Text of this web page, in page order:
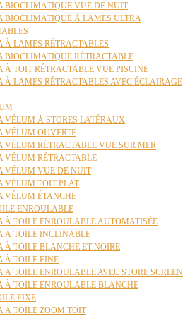
BIOCLIMATIQUE VUE DE NUIT
BIOCLIMATIQUE À LAMES ULTRA
À LAMES RÉTRACTABLES
BIOCLIMATIQUE RÉTRACTABLE
À TOIT RÉTRACTABLE VUE PISCINE
À LAMES RÉTRACTABLES AVEC ÉCLAIRAGE
VÉLUM À STORES LATÉRAUX
VÉLUM OUVERTE
VÉLUM RÉTRACTABLE VUE SUR MER
VÉLUM RÉTRACTABLE
VÉLUM VUE DE NUIT
VÉLUM TOIT PLAT
VÉLUM ÉTANCHE
ENROULABLE
À TOILE ENROULABLE AUTOMATISÉE
À TOILE INCLINABLE
À TOILE BLANCHE ET NOIRE
À TOILE FINE
À TOILE ENROULABLE AVEC STORE SCREEN
À TOILE ENROULABLE BLANCHE
FIXE
À TOILE ZOOM TOIT